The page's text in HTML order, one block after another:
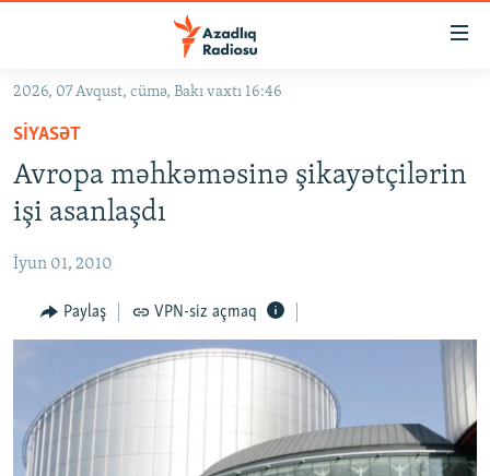
Əsas
qayıt
Əsas
naviqasiyaya
qayıt
Axtarışa
keç
GÜNDƏM
KORRUPSIOMETR
#ƏSLINDƏ
FƏRQƏ BAX
QANUNI DOĞRU
MULTIMEDIA
VIDEO
FOTOQALEREYA
RADIO ARXIV
OXU ZALI
HAQQIMIZDA
2026, 07 Avqust, cümə, Bakı vaxtı 16:46
SIYASƏT
Avropa məhkəməsinə şikayətçilərin
işi asanlaşdı
İyun 01, 2010
Paylaş VPN-siz açmaq